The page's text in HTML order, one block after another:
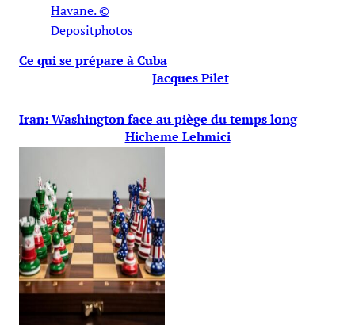
Havane. ©
Depositphotos
Ce qui se prépare à Cuba
Jacques Pilet
Iran: Washington face au piège du temps long
Hicheme Lehmici